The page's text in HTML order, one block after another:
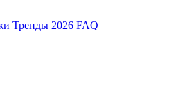
Тренды 2026 FAQ